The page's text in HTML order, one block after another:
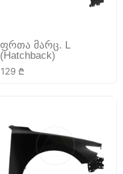
ფრთა მარც. L
(Hatchback)
129 ₾